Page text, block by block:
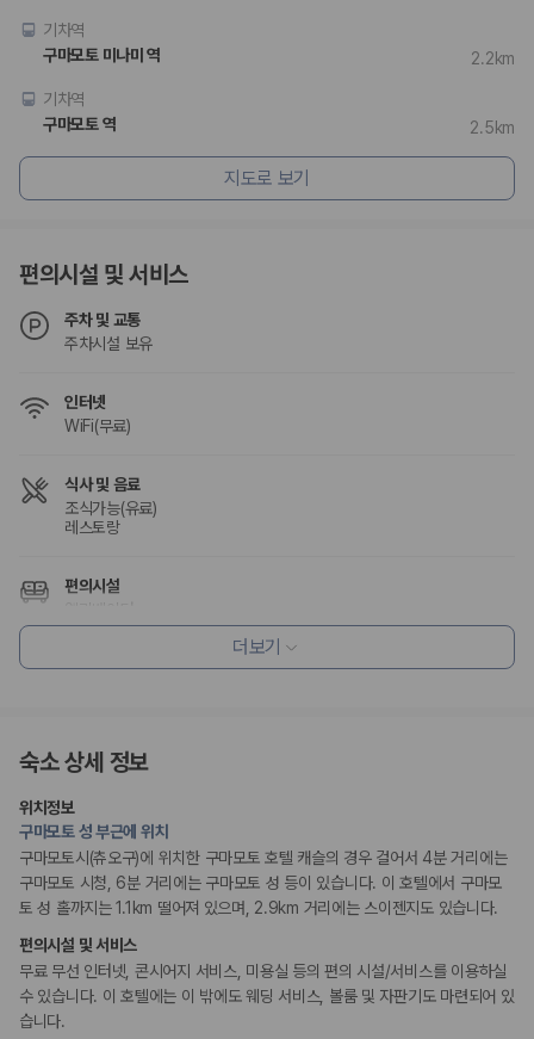
제주렌트카 보험까지 비교해야 진짜 가격비교입
니다
동일한 차량이라도 보험 조건에 따라 실제 부담 금액이 달라질 수 있습니
건을 함께 확인할 수 있도록 돕습니다.
슈퍼자차:더 높은 보장 조건을 원하는 사용자에게 적합합니다.
2000만 고객이 선택한 렌트카 가격비교 플랫폼
격비교 플랫폼입니다.
사용자 리뷰
175,206건
예약 가능 차량
전국 렌트카 지점
제주렌트카 가격비교 자주 묻는 질문
보험 조건, 예약 가능 차량을 한 번에 비교할 수 있습니다.
Q. 제주 렌트카 최저가는 무엇을 기준으로 비교해야 하나요?
Q. 제주공항 근처 렌트카도 비교할 수 있나요?
Q. 제주 렌트카 가격비교 시 보험도 함께 비교할 수 있나요?
Q. 가족 여행에는 어떤 제주 렌트카를 비교해야 하나요?
제주렌트카 가격비교 주요 링크
제주도 렌트카 실시간 최저가 가격비교
제주 렌트카 예약
국내 렌트카 가격비교
해외 렌트카 가격비교
기차역
구마모토 미나미 역
2.2km
기차역
구마모토 역
2.5km
지도로 보기
편의시설 및 서비스
주차 및 교통
주차시설 보유
인터넷
WiFi(무료)
식사 및 음료
조식가능(유료)
레스토랑
편의시설
리셉션 서비스
짐 보관 서비스
드라이클리닝/세탁서비스
비즈니스
연회장
컨퍼런스 센터
회의공간
흡연 시설
지정 흡연 구역
더보기
숙소 상세 정보
위치정보
구마모토 성 부근에 위치
구마모토시(츄오구)에 위치한 구마모토 호텔 캐슬의 경우 걸어서 4분 거리에는
구마모토 시청, 6분 거리에는 구마모토 성 등이 있습니다. 이 호텔에서 구마모
토 성 홀까지는 1.1km 떨어져 있으며, 2.9km 거리에는 스이젠지도 있습니다.
편의시설 및 서비스
무료 무선 인터넷, 콘시어지 서비스, 미용실 등의 편의 시설/서비스를 이용하실
수 있습니다. 이 호텔에는 이 밖에도 웨딩 서비스, 볼룸 및 자판기도 마련되어 있
습니다.